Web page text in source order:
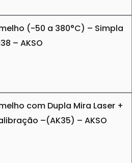
(-50 a 380°C) – Simpla
– AKSO
com Dupla Mira Laser +
–(AK35) – AKSO